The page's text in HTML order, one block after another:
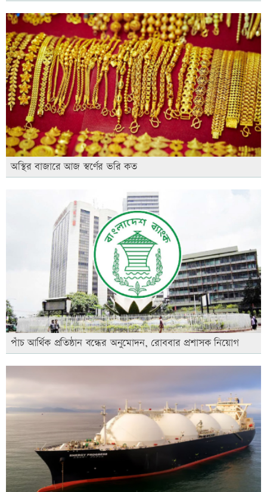
অস্থির বাজারে আজ স্বর্ণের ভরি কত
পাঁচ আর্থিক প্রতিষ্ঠান বন্ধের অনুমোদন, রোববার প্রশাসক নিয়োগ